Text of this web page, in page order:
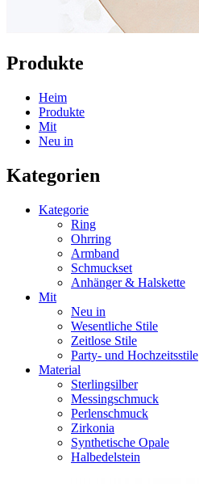
Produkte
Heim
Produkte
Mit
Neu in
Kategorien
Kategorie
Ring
Ohrring
Armband
Schmuckset
Anhänger & Halskette
Mit
Neu in
Wesentliche Stile
Zeitlose Stile
Party- und Hochzeitsstile
Material
Sterlingsilber
Messingschmuck
Perlenschmuck
Zirkonia
Synthetische Opale
Halbedelstein